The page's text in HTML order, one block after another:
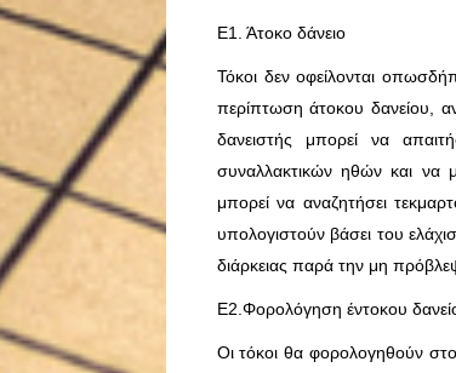
Ε1. Άτοκο δάνειο
Τόκοι δεν οφείλονται
περίπτωση άτοκου δανείου,
δανειστής μπορεί να
συναλλακτικών ηθών και να
μπορεί να αναζητήσει
υπολογιστούν βάσει του
διάρκειας παρά την μη
Ε2.Φορολόγηση έντοκου
Οι τόκοι θα φορολογηθούν